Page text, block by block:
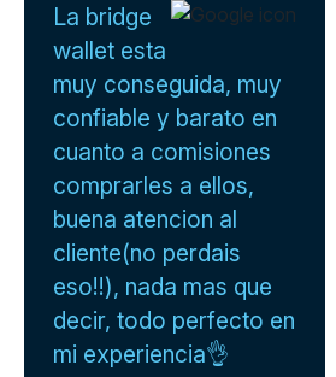
La bridge
wallet esta
muy conseguida, muy
confiable y barato en
cuanto a comisiones
comprarles a ellos,
buena atencion al
cliente(no perdais
eso!!), nada mas que
decir, todo perfecto en
mi experiencia👌